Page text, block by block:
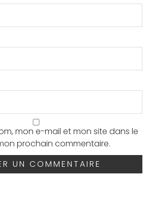
mon e-mail et mon site dans le
prochain commentaire.